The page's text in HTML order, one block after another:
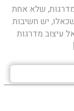
מדרגות, שלא אחת
יש חשיבות
עיצוב מדרגות